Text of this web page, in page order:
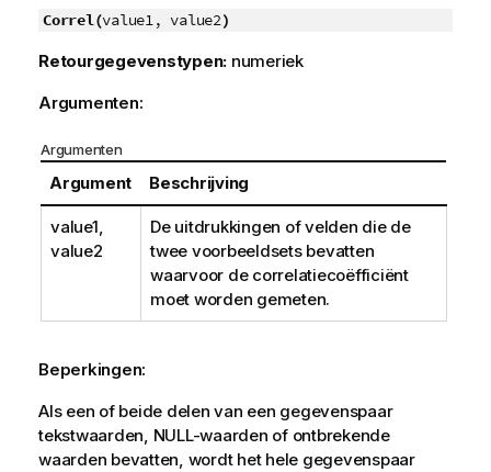
Correl(value1, value2)
Retourgegevenstypen: numeriek
Argumenten:
Argumenten
Argument Beschrijving
value1,
value2
De uitdrukkingen of velden die de
twee voorbeeldsets bevatten
waarvoor de correlatiecoëfficiënt
moet worden gemeten.
Beperkingen:
Als een of beide delen van een gegevenspaar
tekstwaarden, NULL-waarden of ontbrekende
waarden bevatten, wordt het hele gegevenspaar